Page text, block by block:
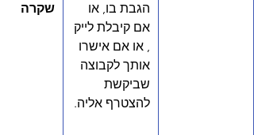
הגבת בו, או
אם קיבלת לייק
, או אם אישרו
אותך לקבוצה
שביקשת
להצטרף אליה.
שקרה